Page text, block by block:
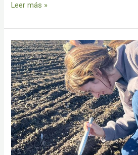
Leer más »
En
el
inicio
de
la
nueva
zafra
de
invierno